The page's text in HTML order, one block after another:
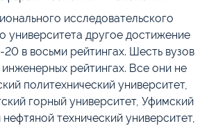
исследовательского
университета другое достижение
в восьми рейтингах. Шесть вузов
рейтингах. Все они не
политехнический университет,
горный университет, Уфимский
технический университет,